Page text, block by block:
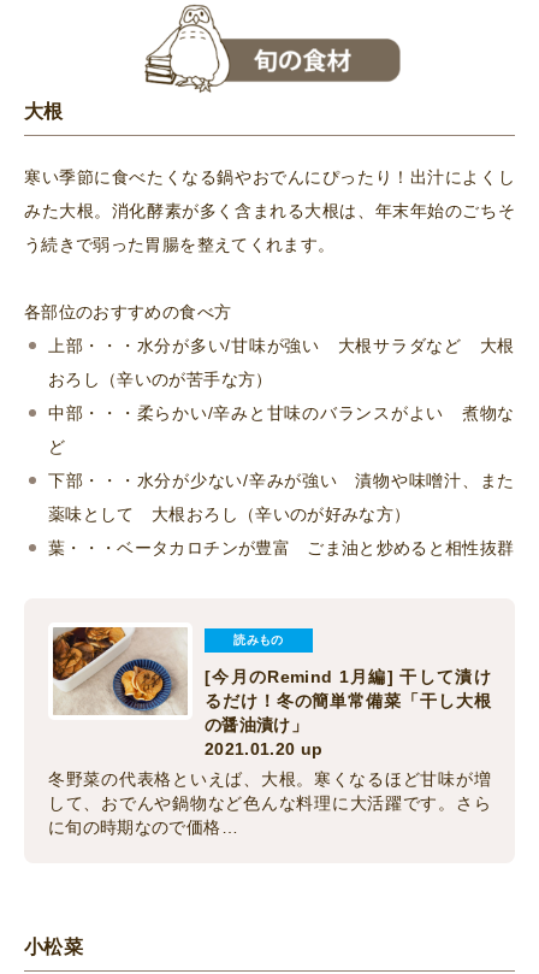
大根
寒い季節に食べたくなる鍋やおでんにぴったり！出汁によくし
みた大根。消化酵素が多く含まれる大根は、年末年始のごちそ
う続きで弱った胃腸を整えてくれます。
各部位のおすすめの食べ方
上部・・・水分が多い/甘味が強い 大根サラダなど 大根
おろし（辛いのが苦手な方）
中部・・・柔らかい/辛みと甘味のバランスがよい 煮物な
ど
下部・・・水分が少ない/辛みが強い 漬物や味噌汁、また
薬味として 大根おろし（辛いのが好みな方）
葉・・・ベータカロチンが豊富 ごま油と炒めると相性抜群
読みもの
[今月のRemind 1月編] 干して漬け
るだけ！冬の簡単常備菜「干し大根
の醤油漬け」
2021.01.20 up
冬野菜の代表格といえば、大根。寒くなるほど甘味が増
して、おでんや鍋物など色んな料理に大活躍です。さら
に旬の時期なので価格…
小松菜